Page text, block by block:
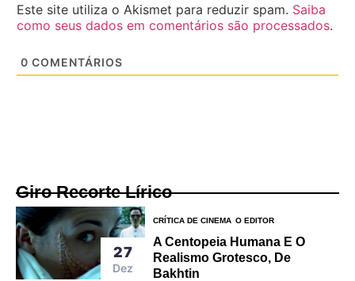
Este site utiliza o Akismet para reduzir spam. Saiba
como seus dados em comentários são processados.
0 COMENTÁRIOS
Giro Recorte Lírico
27
Dez
CRÍTICA DE CINEMA O EDITOR
A Centopeia Humana E O
Realismo Grotesco, De
Bakhtin